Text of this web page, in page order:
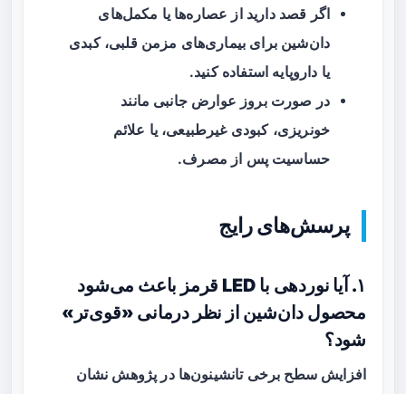
اگر قصد دارید از عصاره‌ها یا مکمل‌های
دان‌شین برای بیماری‌های مزمن قلبی، کبدی
یا داروپایه استفاده کنید.
در صورت بروز عوارض جانبی مانند
خونریزی، کبودی غیرطبیعی، یا علائم
حساسیت پس از مصرف.
پرسش‌های رایج
۱. آیا نوردهی با LED قرمز باعث می‌شود
محصول دان‌شین از نظر درمانی «قوی‌تر»
شود؟
افزایش سطح برخی تانشینون‌ها در پژوهش نشان